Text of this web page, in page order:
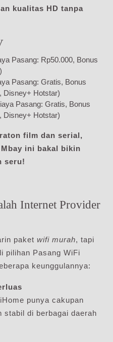
kualitas HD tanpa
Pasang: Rp50.000, Bonus
Pasang: Gratis, Bonus
Disney+ Hotstar)
Pasang: Gratis, Bonus
Disney+ Hotstar)
film dan serial,
ini bakal bikin
seru!
Internet Provider
paket wifi murah, tapi
pilihan Pasang WiFi
keunggulannya:
punya cakupan
stabil di berbagai daerah